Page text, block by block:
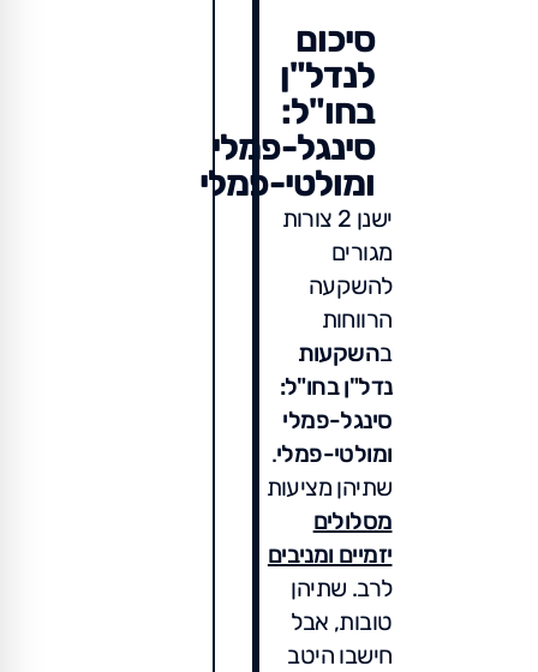
סיכום
לנדל"ן
בחו"ל:
סינגל-פמלי
ומולטי-פמלי
ישנן 2 צורות
מגורים
להשקעה
הרווחות
בהשקעות
נדל"ן בחו"ל:
סינגל-פמלי
ומולטי-פמלי.
שתיהן מציעות
מסלולים
יזמיים ומניבים
לרב. שתיהן
טובות, אבל
חישבו היטב